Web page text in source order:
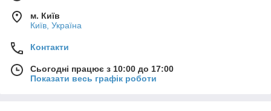
м. Київ
Київ, Україна
Контакти
Сьогодні працює з 10:00 до 17:00
Показати весь графік роботи